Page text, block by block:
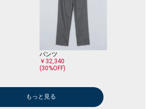
イド・イン・USAを貫く希少なファクトリーとし
も手掛けてきた。
リカントラディショナルウェアの歴史"とも言える
べく、2022年よりいままで通り米国製を中心に本
ーを使用しているため、若干の個体差がございま
。
ですのでご安心下さい。
パンツ
￥32,340
(30%OFF)
パンツ
トートバッグ
パンツ
ドレスシャツ
スーツ
もっと見る